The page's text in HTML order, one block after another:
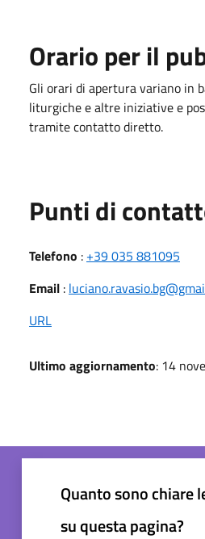
Orario per il
Gli orari di apertura variano in
liturgiche e altre iniziative e
tramite contatto diretto.
Punti di
Telefono : +39 035 881095
Email :
URL
Ultimo aggiornamento: 14
Quanto sono chiare
su questa pagina?